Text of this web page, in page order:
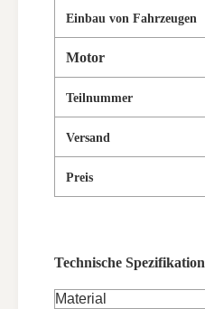
Einbau von Fahrzeugen
Motor
Teilnummer
Versand
Preis
Technische Spezifikation
Material